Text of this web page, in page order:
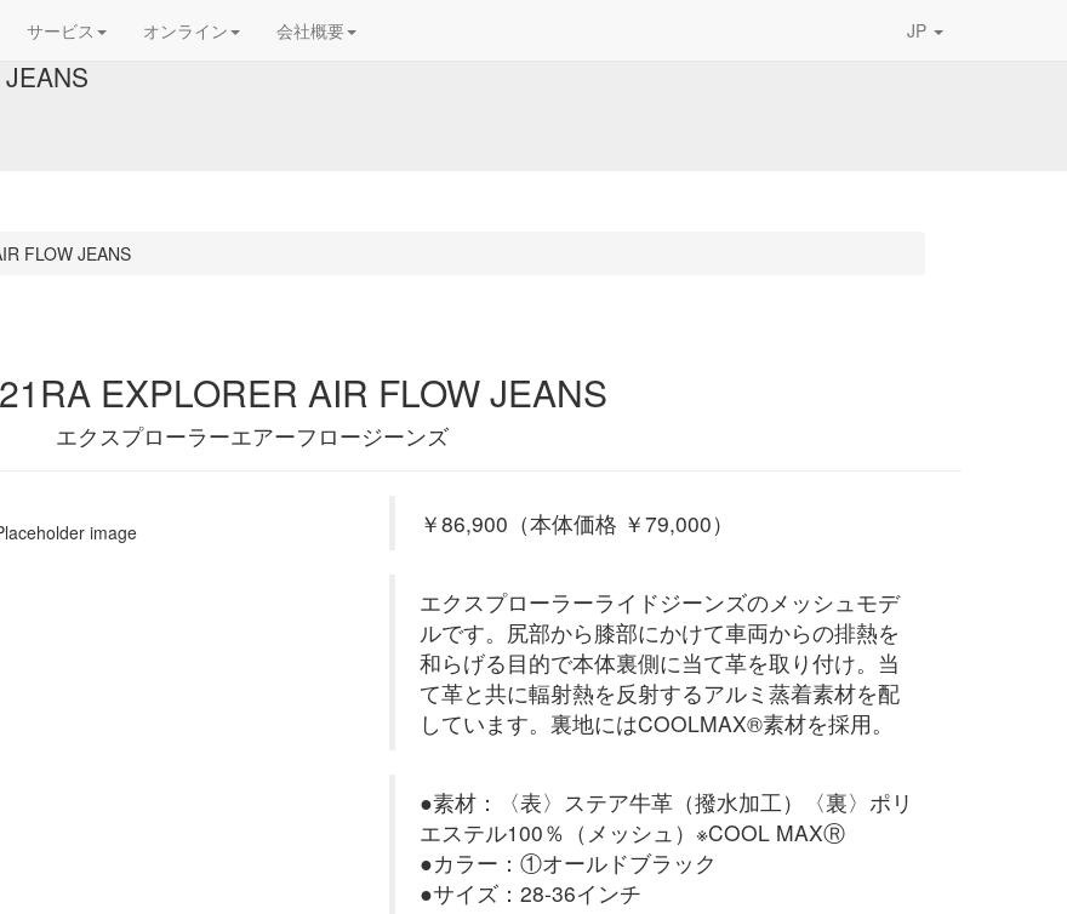
サービス オンライン 会社概要 JP
FLOW JEANS
EXPLORER AIR FLOW JEANS
エクスプローラーエアーフロージーンズ
￥86,900（本体価格 ￥79,000）
エクスプローラーライドジーンズのメッシュモデ
ルです。尻部から膝部にかけて車両からの排熱を
和らげる目的で本体裏側に当て革を取り付け。当
て革と共に輻射熱を反射するアルミ蒸着素材を配
しています。裏地にはCOOLMAX®素材を採用。
●素材：〈表〉ステア牛革（撥水加工）〈裏〉ポリ
エステル100％（メッシュ）※COOL MAXⓇ
●カラー：①オールドブラック
●サイズ：28-36インチ